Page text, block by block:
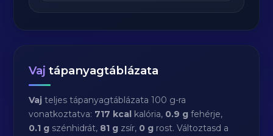
Vaj tápanyagtáblázata
Vaj teljes tápanyagtáblázata 100 g-ra
vonatkoztatva: 717 kcal kalória, 0.9 g fehérje,
0.1 g szénhidrát, 81 g zsír, 0 g rost. Változtasd a